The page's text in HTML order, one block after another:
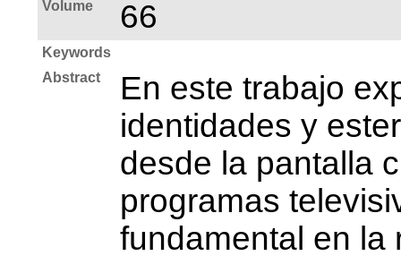
Volume 66
Keywords
Abstract
En este trabajo
identidades y
desde la pantalla
programas
fundamental en la